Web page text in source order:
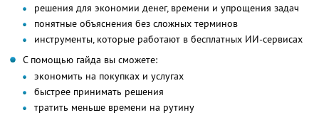
решения для экономии денег, времени и упрощения задач
понятные объяснения без сложных терминов
инструменты, которые работают в бесплатных ИИ-сервисах
С помощью гайда вы сможете:
экономить на покупках и услугах
быстрее принимать решения
тратить меньше времени на рутину